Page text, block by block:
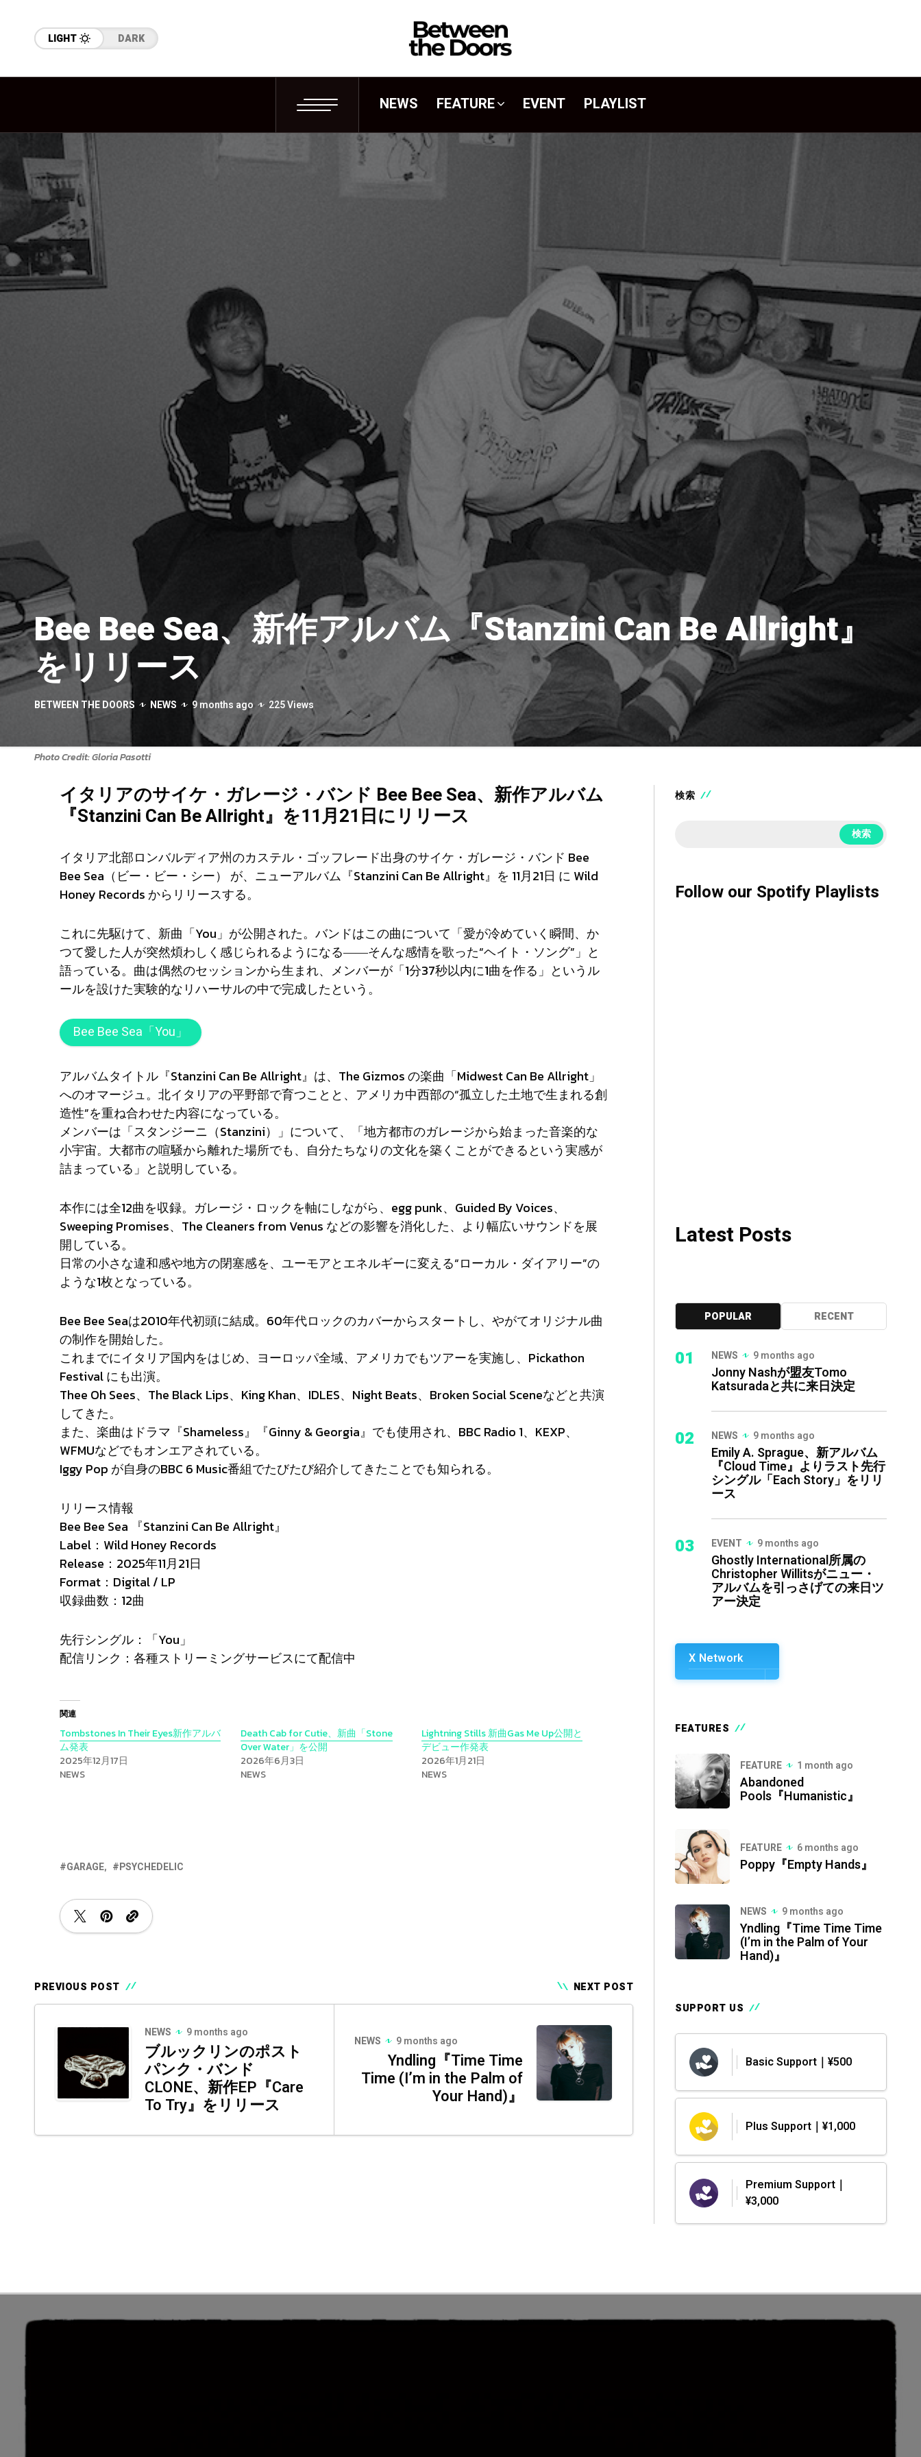
LIGHT DARK
NEWS FEATURE EVENT PLAYLIST
Bee Bee Sea、新作アルバム『Stanzini Can Be Allright』
をリリース
BETWEEN THE DOORS NEWS 9 months ago 225 Views
Photo Credit: Gloria Pasotti
イタリアのサイケ・ガレージ・バンド Bee Bee Sea、新作アルバム
『Stanzini Can Be Allright』を11月21日にリリース
イタリア北部ロンバルディア州のカステル・ゴッフレード出身のサイケ・ガレージ・バンド Bee
Bee Sea（ビー・ビー・シー） が、ニューアルバム『Stanzini Can Be Allright』を 11月21日 に Wild
Honey Records からリリースする。
これに先駆けて、新曲「You」が公開された。バンドはこの曲について「愛が冷めていく瞬間、か
つて愛した人が突然煩わしく感じられるようになる――そんな感情を歌った“ヘイト・ソング”」と
語っている。曲は偶然のセッションから生まれ、メンバーが「1分37秒以内に1曲を作る」というル
ールを設けた実験的なリハーサルの中で完成したという。
Bee Bee Sea「You」
アルバムタイトル『Stanzini Can Be Allright』は、The Gizmos の楽曲「Midwest Can Be Allright」
へのオマージュ。北イタリアの平野部で育つことと、アメリカ中西部の“孤立した土地で生まれる創
造性”を重ね合わせた内容になっている。
メンバーは「スタンジーニ（Stanzini）」について、「地方都市のガレージから始まった音楽的な
小宇宙。大都市の喧騒から離れた場所でも、自分たちなりの文化を築くことができるという実感が
詰まっている」と説明している。
本作には全12曲を収録。ガレージ・ロックを軸にしながら、egg punk、Guided By Voices、
Sweeping Promises、The Cleaners from Venus などの影響を消化した、より幅広いサウンドを展
開している。
日常の小さな違和感や地方の閉塞感を、ユーモアとエネルギーに変える“ローカル・ダイアリー”の
ような1枚となっている。
Bee Bee Seaは2010年代初頭に結成。60年代ロックのカバーからスタートし、やがてオリジナル曲
の制作を開始した。
これまでにイタリア国内をはじめ、ヨーロッパ全域、アメリカでもツアーを実施し、Pickathon
Festival にも出演。
Thee Oh Sees、The Black Lips、King Khan、IDLES、Night Beats、Broken Social Sceneなどと共演
してきた。
また、楽曲はドラマ『Shameless』『Ginny & Georgia』でも使用され、BBC Radio 1、KEXP、
WFMUなどでもオンエアされている。
Iggy Pop が自身のBBC 6 Music番組でたびたび紹介してきたことでも知られる。
リリース情報
Bee Bee Sea 『Stanzini Can Be Allright』
Label：Wild Honey Records
Release：2025年11月21日
Format：Digital / LP
収録曲数：12曲
先行シングル：「You」
配信リンク：各種ストリーミングサービスにて配信中
関連
Tombstones In Their Eyes新作アルバ
ム発表
2025年12月17日
NEWS
Death Cab for Cutie、新曲「Stone
Over Water」を公開
2026年6月3日
NEWS
Lightning Stills 新曲Gas Me Up公開と
デビュー作発表
2026年1月21日
NEWS
GARAGE PSYCHEDELIC
PREVIOUS POST NEXT POST
NEWS 9 months ago
ブルックリンのポスト
パンク・バンド
CLONE、新作EP『Care
To Try』をリリース
NEWS 9 months ago
Yndling『Time Time
Time (I’m in the Palm of
Your Hand)』
検索
検索
Follow our Spotify Playlists
Latest Posts
POPULAR RECENT
01 NEWS 9 months ago
Jonny Nashが盟友Tomo
Katsuradaと共に来日決定
02 NEWS 9 months ago
Emily A. Sprague、新アルバム
『Cloud Time』よりラスト先行
シングル「Each Story」をリリ
ース
03 EVENT 9 months ago
Ghostly International所属の
Christopher Willitsがニュー・
アルバムを引っさげての来日ツ
アー決定
X Network
FEATURES
FEATURE 1 month ago
Abandoned
Pools『Humanistic』
FEATURE 6 months ago
Poppy『Empty Hands』
NEWS 9 months ago
Yndling『Time Time Time
(I’m in the Palm of Your
Hand)』
SUPPORT US
Basic Support｜¥500
Plus Support｜¥1,000
Premium Support｜
¥3,000